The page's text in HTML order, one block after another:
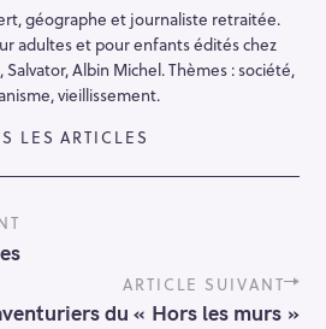
géographe et journaliste retraitée.
adultes et pour enfants édités chez
Salvator, Albin Michel. Thèmes : société,
vieillissement.
LES ARTICLES
ARTICLE SUIVANT
du « Hors les murs »